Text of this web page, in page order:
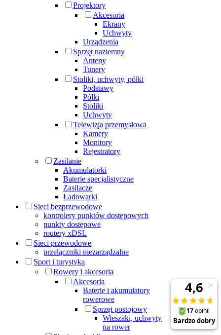
Projektory
Akcesoria
Ekrany
Uchwyty
Urządzenia
Sprzęt naziemny
Anteny
Tunery
Stoliki, uchwyty, półki
Podstawy
Półki
Stoliki
Uchwyty
Telewizja przemysłowa
Kamery
Monitory
Rejestratory
Zasilanie
Akumulatorki
Baterie specjalistyczne
Zasilacze
Ładowarki
Sieci bezprzewodowe
kontrolery punktów dostępowych
punkty dostępowe
routery xDSL
Sieci przewodowe
przełączniki niezarządzalne
Sport i turystyka
Rowery i akcesoria
Akcesoria
Baterie i akumulatory
rowerowe
Sprzęt postojowy
Wieszaki, uchwyty
na rower